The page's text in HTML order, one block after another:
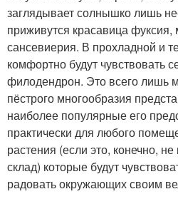
заглядывает солнышко лишь
приживутся красавица
сансевиерия. В прохладной и
комфортно будут чувствовать
филодендрон. Это всего лишь
пёстрого многообразия
наиболее популярные его
практически для любого
растения (если это, конечно,
склад) которые будут
радовать окружающих своим